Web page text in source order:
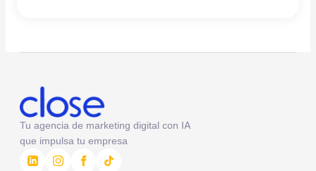
Tu agencia de marketing digital con IA
que impulsa tu empresa